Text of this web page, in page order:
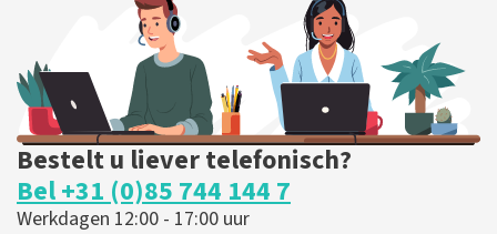
Bestelt u liever telefonisch?
Bel +31 (0)85 744 144 7
Werkdagen 12:00 - 17:00 uur